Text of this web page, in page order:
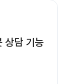
상담 기능